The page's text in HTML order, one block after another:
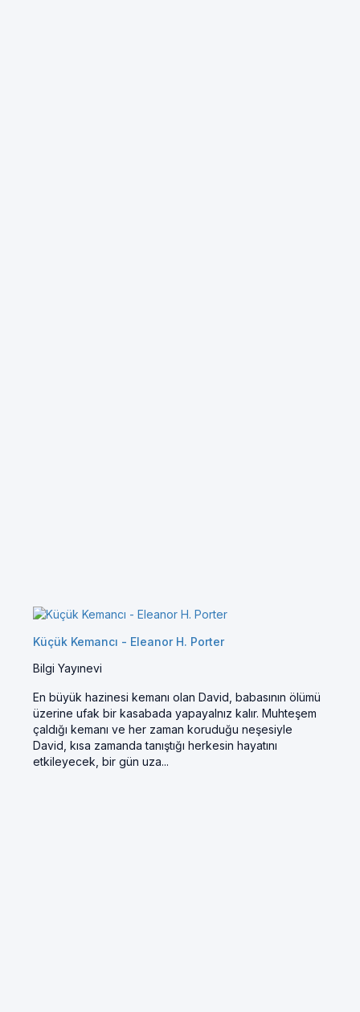
Küçük Kemancı - Eleanor H. Porter
Bilgi Yayınevi
En büyük hazinesi kemanı olan David, babasının ölümü
üzerine ufak bir kasabada yapayalnız kalır. Muhteşem
çaldığı kemanı ve her zaman koruduğu neşesiyle
David, kısa zamanda tanıştığı herkesin hayatını
etkileyecek, bir gün uza...